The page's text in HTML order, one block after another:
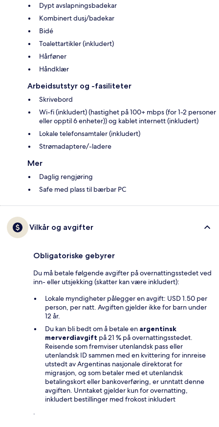
Dypt avslapningsbadekar
Kombinert dusj/badekar
Bidé
Toalettartikler (inkludert)
Hårføner
Håndklær
Arbeidsutstyr og -fasiliteter
Skrivebord
Wi-fi (inkludert) (hastighet på 100+ mbps (for 1-2 personer
eller opptil 6 enheter)) og kablet internett (inkludert)
Lokale telefonsamtaler (inkludert)
Strømadaptere/-ladere
Mer
Daglig rengjøring
Safe med plass til bærbar PC
Vilkår og avgifter
Obligatoriske gebyrer
Du må betale følgende avgifter på overnattingsstedet ved
inn- eller utsjekking (skatter kan være inkludert):
Lokale myndigheter pålegger en avgift: USD 1.50 per
person, per natt. Avgiften gjelder ikke for barn under
12 år.
Du kan bli bedt om å betale en argentinsk
merverdiavgift på 21 % på overnattingsstedet.
Reisende som fremviser utenlandsk pass eller
utenlandsk ID sammen med en kvittering for innreise
utstedt av Argentinas nasjonale direktorat for
migrasjon, og som betaler med et utenlandsk
betalingskort eller bankoverføring, er unntatt denne
avgiften. Unntaket gjelder kun for overnatting,
inkludert bestillinger med frokost inkludert
.